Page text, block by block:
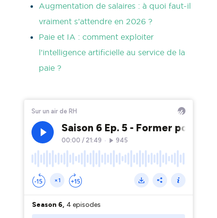
Augmentation de salaires : à quoi faut-il
vraiment s’attendre en 2026 ?
Paie et IA : comment exploiter
l’intelligence artificielle au service de la
paie ?